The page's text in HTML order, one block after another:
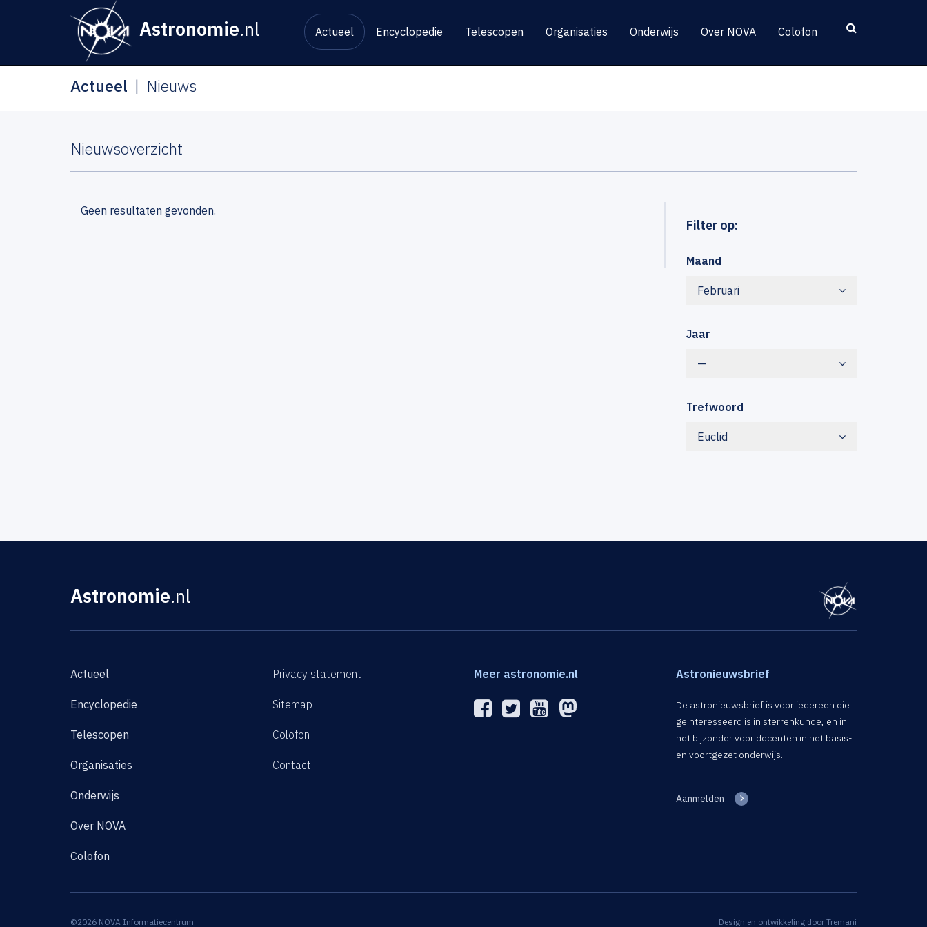
Astronomie.nl Actueel Encyclopedie Telescopen Organisaties Onderwijs Over NOVA Colofon
Actueel Nieuws
Nieuwsoverzicht
Filter op:
Maand
Februari
Jaar
—
Trefwoord
Euclid
Geen resultaten gevonden.
Astronomie.nl
Actueel
Encyclopedie
Telescopen
Organisaties
Onderwijs
Over NOVA
Colofon
Privacy statement
Sitemap
Colofon
Contact
Meer astronomie.nl Astronieuwsbrief
De astronieuwsbrief is voor iedereen die
geïnteresseerd is in sterrenkunde, en in
het bijzonder voor docenten in het basis-
en voortgezet onderwijs.
Aanmelden
©2026 NOVA Informatiecentrum Design en ontwikkeling door Tremani